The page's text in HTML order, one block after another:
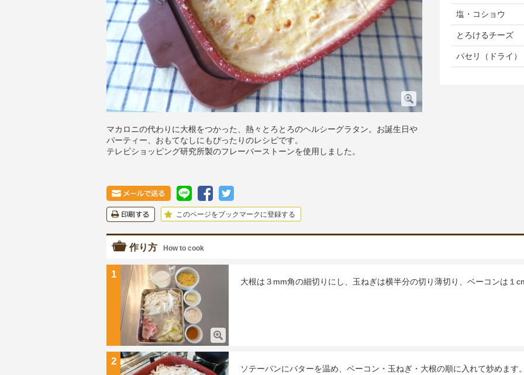
マカロニの代わりに大根をつかった、熱々とろとろのヘルシーグラタン。お誕生日や
パーティー、おもてなしにもぴったりのレシピです。
テレビショッピング研究所製のフレーバーストーンを使用しました。
このページをブックマークに登録する
塩・コショウ
とろけるチーズ
パセリ（ドライ）
作り方 How to cook
1
大根は３mm角の細切りにし、玉ねぎは横半分の切り薄切り、ベーコンは１
2
ソテーパンにバターを温め、ベーコン・玉ねぎ・大根の順に入れて炒めます